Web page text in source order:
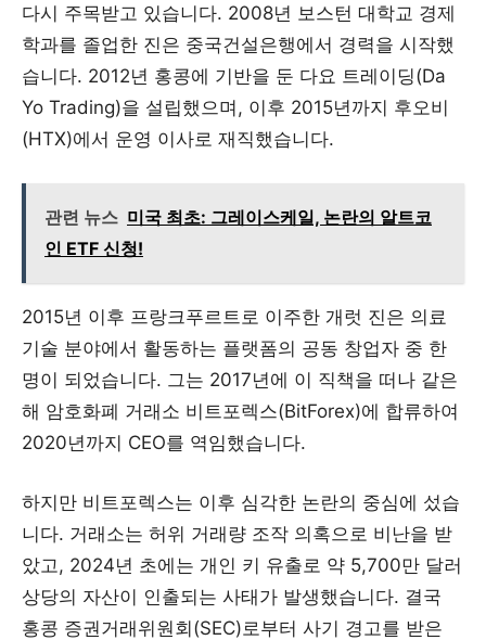
다시 주목받고 있습니다. 2008년 보스턴 대학교 경제
학과를 졸업한 진은 중국건설은행에서 경력을 시작했
습니다. 2012년 홍콩에 기반을 둔 다요 트레이딩(Da
Yo Trading)을 설립했으며, 이후 2015년까지 후오비
(HTX)에서 운영 이사로 재직했습니다.
관련 뉴스 미국 최초: 그레이스케일, 논란의 알트코
인 ETF 신청!
2015년 이후 프랑크푸르트로 이주한 개럿 진은 의료
기술 분야에서 활동하는 플랫폼의 공동 창업자 중 한
명이 되었습니다. 그는 2017년에 이 직책을 떠나 같은
해 암호화폐 거래소 비트포렉스(BitForex)에 합류하여
2020년까지 CEO를 역임했습니다.
하지만 비트포렉스는 이후 심각한 논란의 중심에 섰습
니다. 거래소는 허위 거래량 조작 의혹으로 비난을 받
았고, 2024년 초에는 개인 키 유출로 약 5,700만 달러
상당의 자산이 인출되는 사태가 발생했습니다. 결국
홍콩 증권거래위원회(SEC)로부터 사기 경고를 받은